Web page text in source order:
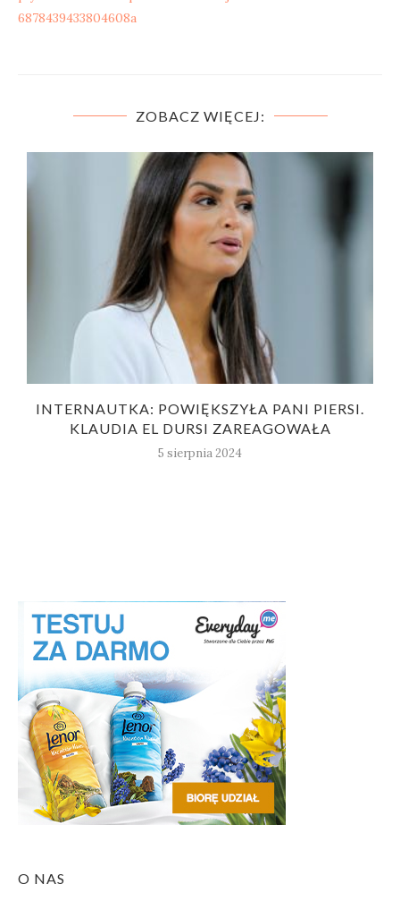
6878439433804608a
ZOBACZ WIĘCEJ:
INTERNAUTKA: POWIĘKSZYŁA PANI PIERSI.
KLAUDIA EL DURSI ZAREAGOWAŁA
5 sierpnia 2024
O NAS